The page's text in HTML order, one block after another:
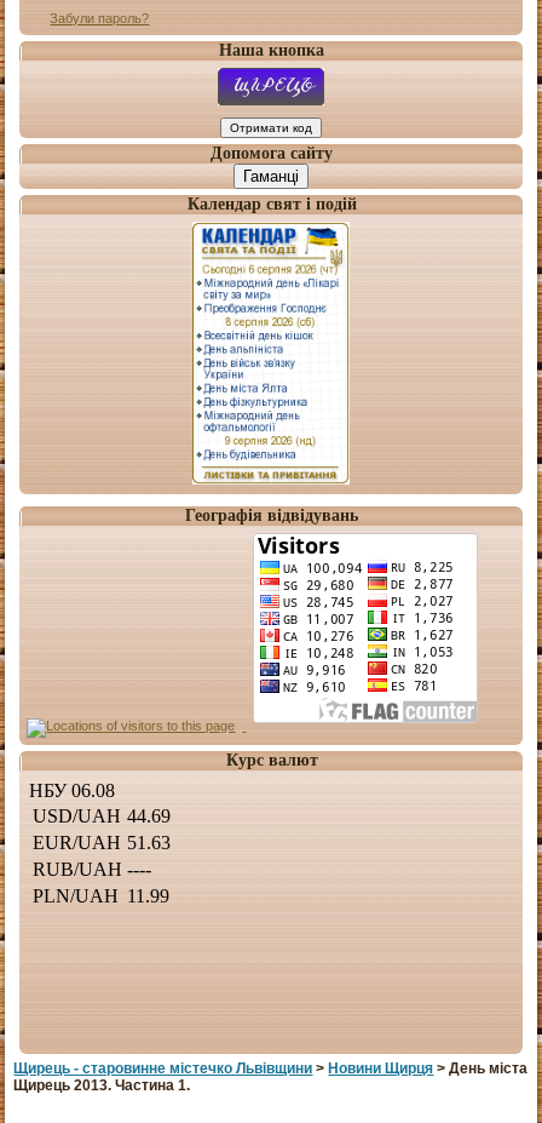
Забули пароль?
Наша кнопка
Допомога сайту
Гаманці
Календар свят і подій
Географія відвідувань
Курс валют
Щирець - старовинне мiстечко Львiвщини >Новини Щирця > День міста
Щирець 2013. Частина 1.